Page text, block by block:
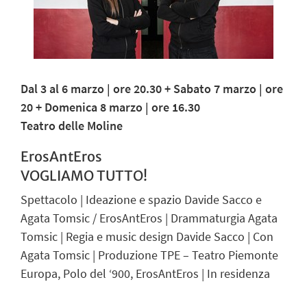
Dal 3 al 6 marzo | ore 20.30 + Sabato 7 marzo | ore
20 + Domenica 8 marzo | ore 16.30
Teatro delle Moline
ErosAntEros
VOGLIAMO TUTTO!
Spettacolo | Ideazione e spazio Davide Sacco e
Agata Tomsic / ErosAntEros | Drammaturgia Agata
Tomsic | Regia e music design Davide Sacco | Con
Agata Tomsic | Produzione TPE – Teatro Piemonte
Europa, Polo del ‘900, ErosAntEros | In residenza